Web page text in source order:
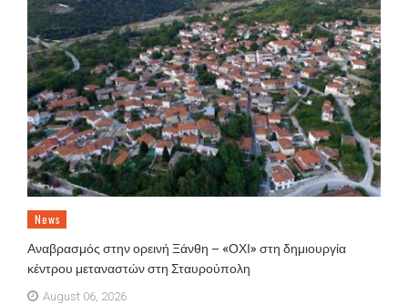
News
Αναβρασμός στην ορεινή Ξάνθη – «ΟΧΙ» στη δημιουργία
κέντρου μεταναστών στη Σταυρούπολη
August 06, 2026